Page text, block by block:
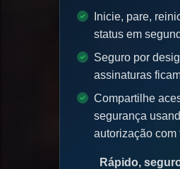
Inicie, pare,
status em
Seguro por
assinaturas
Compartilhe
segurança
autorização com
Rápido,